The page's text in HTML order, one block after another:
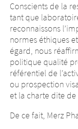
Conscients de la
tant que
reconnaissons
normes éthiques
égard, nous
politique qualité
référentiel de
ou prospection
et la charte dite
De ce fait, Merz